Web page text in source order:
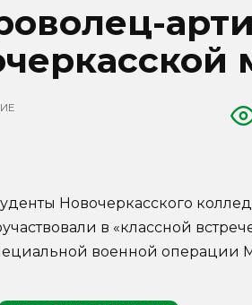
Новочеркасского
в «классной
военной операции